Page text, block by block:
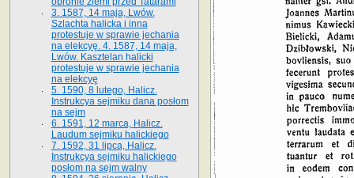
3. 1587, 14 maja, Lwów.
Szlachta halicka i inna
protestuje w sprawie jechania
na elekcyę. 4. 1587, 14 maja,
Lwów. Kasztelan halicki
protestuje w sprawie jechania
na elekcyę
5. 1590, 8 lutego, Halicz.
Instrukcya sejmiku dana posłom
na sejm
6. 1591, 12 marca, Halicz.
Laudum sejmiku halickiego
7. 1592, 31 lipca, Halicz.
Instrukcya sejmiku halickiego
posłom na sejm walny